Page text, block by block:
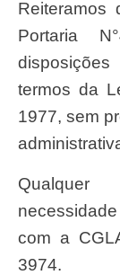
Reiteramos que de acordo com o Art. 6º da
Portaria
termos da
1977, sem
Qualquer dúvida, esclarecimento ou
com a
3974.